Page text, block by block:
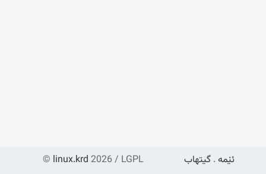
© linux.krd 2026 / LGPL ئێمە . گیتهاب